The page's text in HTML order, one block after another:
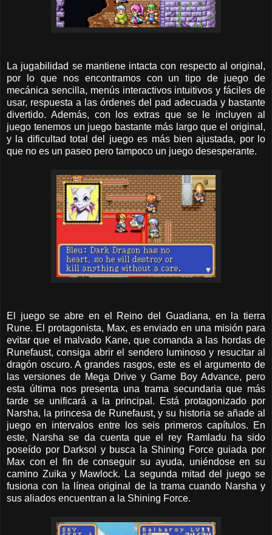
La jugabilidad se mantiene intacta con respecto al original,
por lo que nos encontramos con un tipo de juego de
mecánica sencilla, menús interactivos intuitivos y fáciles de
usar, respuesta a las órdenes del pad adecuada y bastante
divertido. Además, con los extras que se le incluyen al
juego tenemos un juego bastante más largo que el original,
y la dificultad total del juego es más bien ajustada, por lo
que no es un paseo pero tampoco un juego desesperante.
El juego se abre en el Reino del Guadiana, en la tierra
Rune. El protagonista, Max, es enviado en una misión para
evitar que el malvado Kane, que comanda a las hordas de
Runefaust, consiga abrir el sendero luminoso y resucitar al
dragón oscuro. A grandes rasgos, este es el argumento de
las versiones de Mega Drive y Game Boy Advance, pero
esta última nos presenta una trama secundaria que más
tarde se unificará a la principal. Está protagonizado por
Narsha, la princesa de Runefaust, y su historia se añade al
juego en intervalos entre los seis primeros capítulos. En
este, Narsha se da cuenta que el rey Ramladu ha sido
poseído por Darksol y busca la Shining Force guiada por
Max con el fin de conseguir su ayuda, uniéndose en su
camino Zuika y Mawlock. La segunda mitad del juego se
fusiona con la línea original de la trama cuando Narsha y
sus aliados encuentran a la Shining Force.